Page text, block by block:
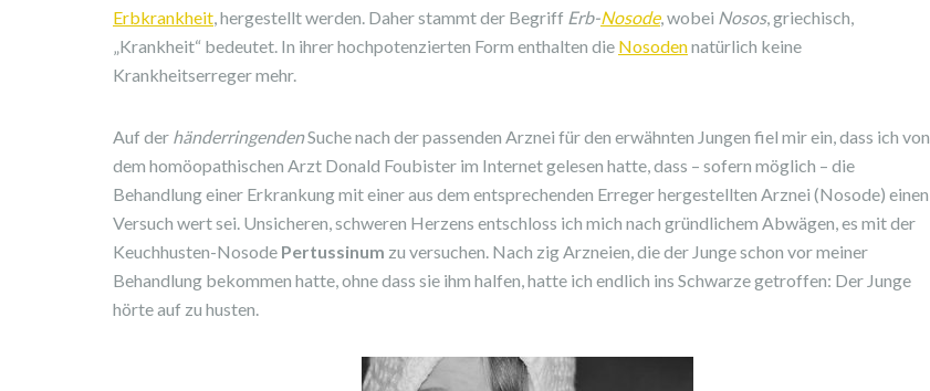
Erbkrankheit, hergestellt werden. Daher stammt der Begriff Erb-Nosode, wobei Nosos, griechisch,
„Krankheit“ bedeutet. In ihrer hochpotenzierten Form enthalten die Nosodennatürlich keine
Krankheitserreger mehr.
Auf der händerringendenSuche nach der passenden Arznei für den erwähnten Jungen fiel mir ein, dass ich von
dem homöopathischen Arzt Donald Foubister im Internet gelesen hatte, dass – sofern möglich – die
Behandlung einer Erkrankung mit einer aus dem entsprechenden Erreger hergestellten Arznei (Nosode) einen
Versuch wert sei. Unsicheren, schweren Herzens entschloss ich mich nach gründlichem Abwägen, es mit der
Keuchhusten-Nosode Pertussinum zu versuchen. Nach zig Arzneien, die der Junge schon vor meiner
Behandlung bekommen hatte, ohne dass sie ihm halfen, hatte ich endlich ins Schwarze getroffen: Der Junge
hörte auf zu husten.